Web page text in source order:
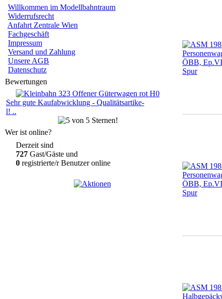
Willkommen im Modellbahntraum
Widerrufsrecht
Anfahrt Zentrale Wien
Fachgeschäft
Impressum
Versand und Zahlung
Unsere AGB
Datenschutz
Bewertungen
Sehr gute Kaufabwicklung - Qualitätsartike-
l! ..
Wer ist online?
Derzeit sind
727 Gast/Gäste und
0 registrierte/r Benutzer online